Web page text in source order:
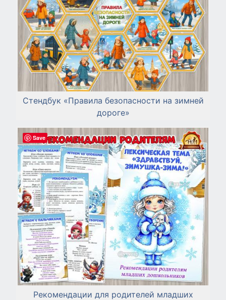
Стендбук «Правила безопасности на зимней
дороге»
Рекомендации для родителей младших
Save